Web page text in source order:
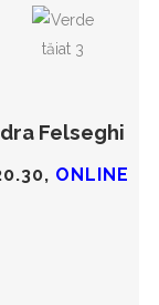
Felseghi
ONLINE